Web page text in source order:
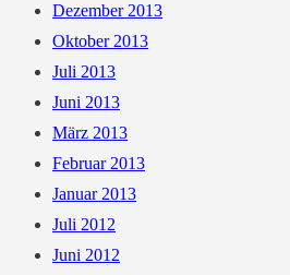
Dezember 2013
Oktober 2013
Juli 2013
Juni 2013
März 2013
Februar 2013
Januar 2013
Juli 2012
Juni 2012